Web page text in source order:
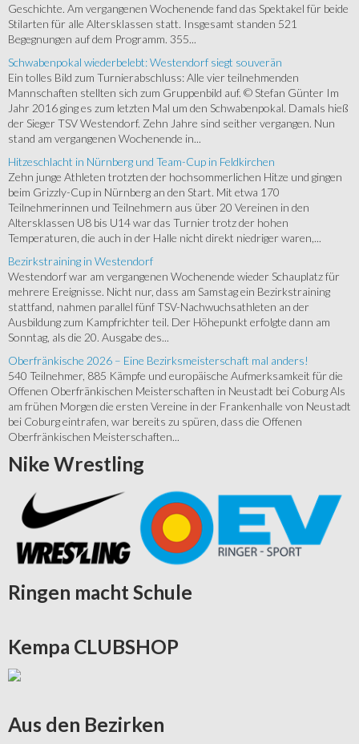
Geschichte. Am vergangenen Wochenende fand das Spektakel für beide
Stilarten für alle Altersklassen statt. Insgesamt standen 521
Begegnungen auf dem Programm. 355...
Schwabenpokal wiederbelebt: Westendorf siegt souverän
Ein tolles Bild zum Turnierabschluss: Alle vier teilnehmenden
Mannschaften stellten sich zum Gruppenbild auf. © Stefan Günter Im
Jahr 2016 ging es zum letzten Mal um den Schwabenpokal. Damals hieß
der Sieger TSV Westendorf. Zehn Jahre sind seither vergangen. Nun
stand am vergangenen Wochenende in...
Hitzeschlacht in Nürnberg und Team-Cup in Feldkirchen
Zehn junge Athleten trotzten der hochsommerlichen Hitze und gingen
beim Grizzly-Cup in Nürnberg an den Start. Mit etwa 170
Teilnehmerinnen und Teilnehmern aus über 20 Vereinen in den
Altersklassen U8 bis U14 war das Turnier trotz der hohen
Temperaturen, die auch in der Halle nicht direkt niedriger waren,...
Bezirkstraining in Westendorf
Westendorf war am vergangenen Wochenende wieder Schauplatz für
mehrere Ereignisse. Nicht nur, dass am Samstag ein Bezirkstraining
stattfand, nahmen parallel fünf TSV-Nachwuchsathleten an der
Ausbildung zum Kampfrichter teil. Der Höhepunkt erfolgte dann am
Sonntag, als die 20. Ausgabe des...
Oberfränkische 2026 – Eine Bezirksmeisterschaft mal anders!
540 Teilnehmer, 885 Kämpfe und europäische Aufmerksamkeit für die
Offenen Oberfränkischen Meisterschaften in Neustadt bei Coburg Als
am frühen Morgen die ersten Vereine in der Frankenhalle von Neustadt
bei Coburg eintrafen, war bereits zu spüren, dass die Offenen
Oberfränkischen Meisterschaften...
Nike Wrestling
Ringen macht Schule
Kempa CLUBSHOP
Aus den Bezirken